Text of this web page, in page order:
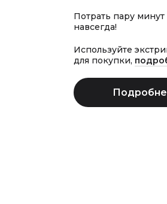
Потрать пару
навсегда!
Используйте
для покупки,